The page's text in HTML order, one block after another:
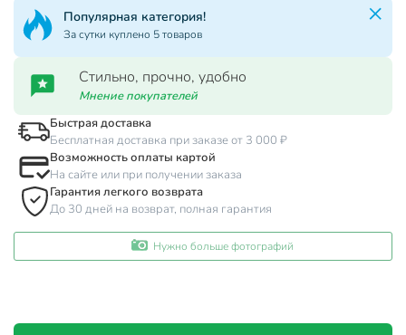
Популярная категория!
За сутки куплено 5 товаров
Стильно, прочно, удобно
Мнение покупателей
Быстрая доставка
Бесплатная доставка при заказе от 3 000 ₽
Возможность оплаты картой
На сайте или при получении заказа
Гарантия легкого возврата
До 30 дней на возврат, полная гарантия
Нужно больше фотографий